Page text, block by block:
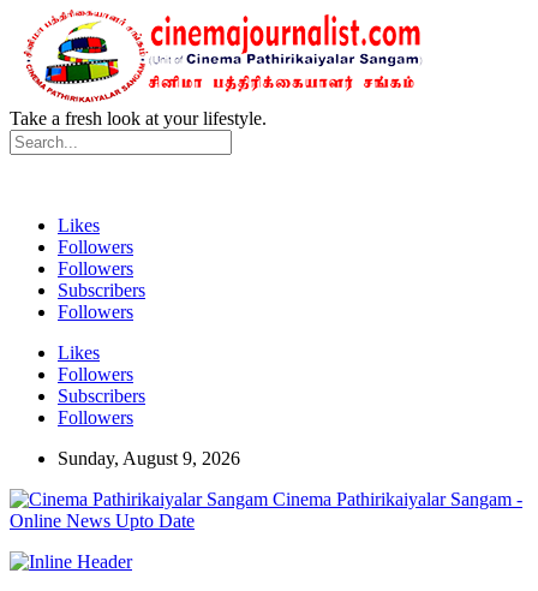
Take a fresh look at your lifestyle.
Likes
Followers
Followers
Subscribers
Followers
Likes
Followers
Subscribers
Followers
Sunday, August 9, 2026
Cinema Pathirikaiyalar Sangam -
Online News Upto Date